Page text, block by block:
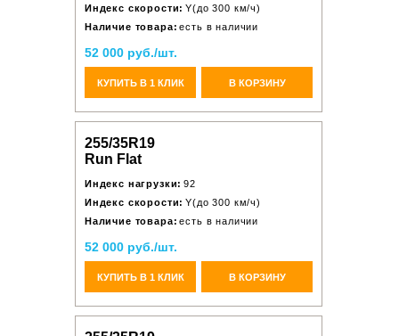
Индекс скорости: Y(до 300 км/ч)
Наличие товара: есть в наличии
52 000 руб./шт.
КУПИТЬ В 1 КЛИК В КОРЗИНУ
255/35R19
Run Flat
Индекс нагрузки: 92
Индекс скорости: Y(до 300 км/ч)
Наличие товара: есть в наличии
52 000 руб./шт.
КУПИТЬ В 1 КЛИК В КОРЗИНУ